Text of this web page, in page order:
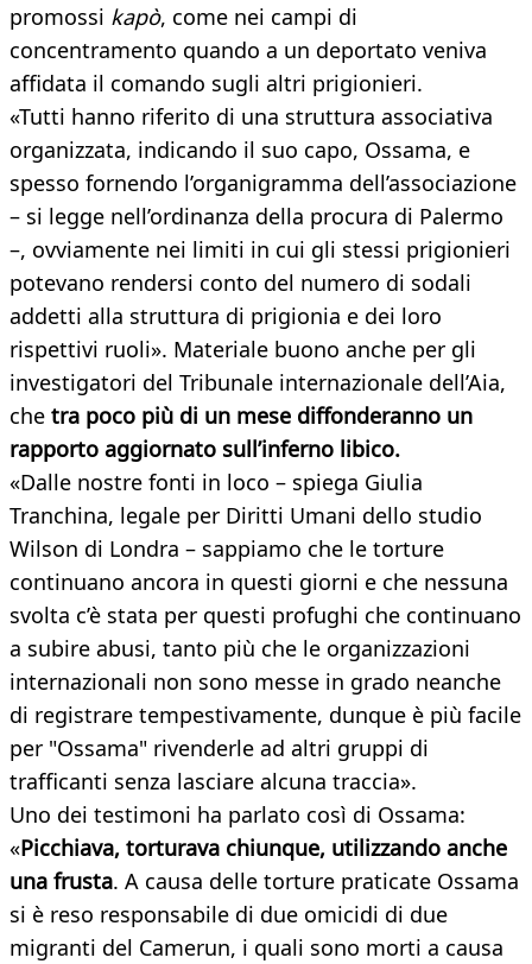
promossi kapò, come nei campi di
concentramento quando a un deportato veniva
affidata il comando sugli altri prigionieri.
«Tutti hanno riferito di una struttura associativa
organizzata, indicando il suo capo, Ossama, e
spesso fornendo l’organigramma dell’associazione
– si legge nell’ordinanza della procura di Palermo
–, ovviamente nei limiti in cui gli stessi prigionieri
potevano rendersi conto del numero di sodali
addetti alla struttura di prigionia e dei loro
rispettivi ruoli». Materiale buono anche per gli
investigatori del Tribunale internazionale dell’Aia,
che tra poco più di un mese diffonderanno un
rapporto aggiornato sull’inferno libico.
«Dalle nostre fonti in loco – spiega Giulia
Tranchina, legale per Diritti Umani dello studio
Wilson di Londra – sappiamo che le torture
continuano ancora in questi giorni e che nessuna
svolta c’è stata per questi profughi che continuano
a subire abusi, tanto più che le organizzazioni
internazionali non sono messe in grado neanche
di registrare tempestivamente, dunque è più facile
per "Ossama" rivenderle ad altri gruppi di
trafficanti senza lasciare alcuna traccia».
Uno dei testimoni ha parlato così di Ossama:
«Picchiava, torturava chiunque, utilizzando anche
una frusta. A causa delle torture praticate Ossama
si è reso responsabile di due omicidi di due
migranti del Camerun, i quali sono morti a causa